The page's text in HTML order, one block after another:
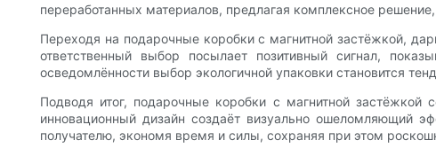
переработанных материалов, предлагая комплексное
Переходя на подарочные коробки с магнитной застёжкой,
ответственный выбор посылает позитивный сигнал,
осведомлённости выбор экологичной упаковки становится
Подводя итог, подарочные коробки с магнитной застёжкой
инновационный дизайн создаёт визуально ошеломляющий
получателю, экономя время и силы, сохраняя при этом